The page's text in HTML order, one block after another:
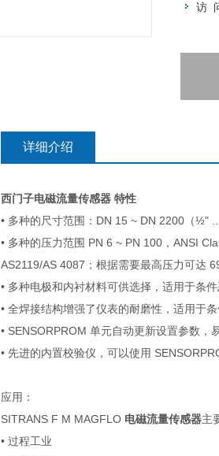
访
详细介绍
西门子电磁流量传感器 特性
• 多种的尺寸范围：DN 15 ~ DN 2200（½" ...
• 多种的压力范围 PN 6 ~ PN 100，ANSI
AS2119/AS 4087；根据需要最高压力可达
• 多种电极和内衬材料可供选择，适用于条
• 全焊接结构增强了仪表的耐磨性，适用于
• SENSORPROM 单元自动更新设置参数，
• 先进的内置校验仪，可以使用
应用：
SITRANS F M MAGFLO 电磁流量传感器主
• 过程工业